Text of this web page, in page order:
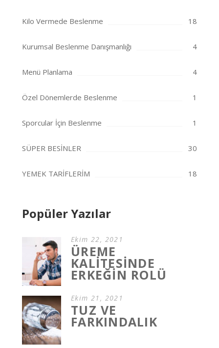
Kilo Vermede Beslenme 18
Kurumsal Beslenme Danışmanlığı 4
Menü Planlama 4
Özel Dönemlerde Beslenme 1
Sporcular İçin Beslenme 1
SÜPER BESİNLER 30
YEMEK TARİFLERİM 18
Popüler Yazılar
Ekim 22, 2021
ÜREME
KALİTESİNDE
ERKEĞİN ROLÜ
Ekim 21, 2021
TUZ VE
FARKINDALIK